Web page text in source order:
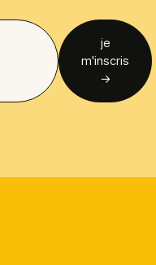
je
m'inscris
→